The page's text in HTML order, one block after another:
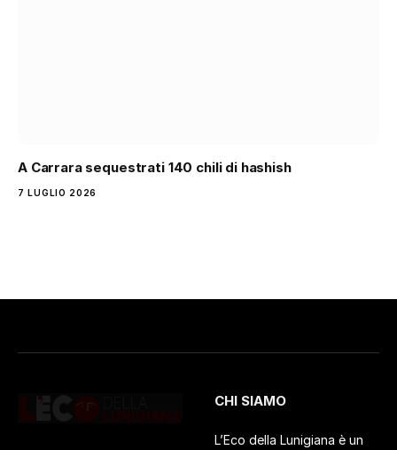
A Carrara sequestrati 140 chili di hashish
7 LUGLIO 2026
CHI SIAMO
L’Eco della Lunigiana è un